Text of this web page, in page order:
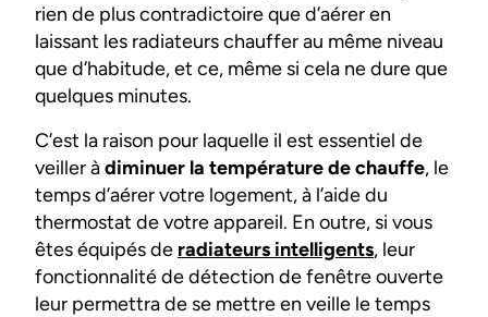
rien de plus contradictoire que d’aérer en
laissant les radiateurs chauffer au même niveau
que d’habitude, et ce, même si cela ne dure que
quelques minutes.
C’est la raison pour laquelle il est essentiel de
veiller àdiminuer la température de chauffe, le
temps d’aérer votre logement, à l’aide du
thermostat de votre appareil. En outre, si vous
êtes équipés de radiateurs intelligents, leur
fonctionnalité de détection de fenêtre ouverte
leur permettra de se mettre en veille le temps